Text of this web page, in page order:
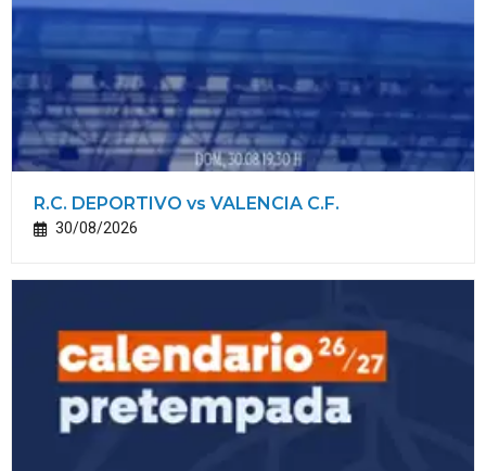
R.C. DEPORTIVO vs VALENCIA C.F.
30/08/2026